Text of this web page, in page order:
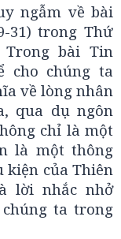
ngẫm về bài
31) trong Thứ
Trong bài Tin
cho chúng ta
về lòng nhân
qua dụ ngôn
chỉ là một
là một thông
kiện của Thiên
lời nhắc nhở
ta trong